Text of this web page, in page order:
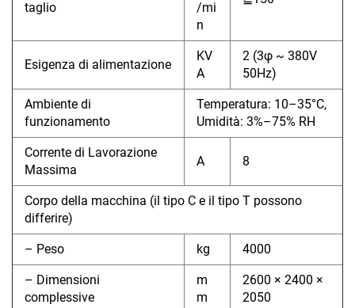
taglio
/mi
n
Esigenza di alimentazione
KV
A
2 (3φ ~ 380V
50Hz)
Ambiente di
funzionamento
Temperatura: 10–35°C,
Umidità: 3%–75% RH
Corrente di Lavorazione
Massima
A 8
Corpo della macchina (il tipo C e il tipo T possono
differire)
– Peso kg 4000
– Dimensioni
complessive
m
m
2600 × 2400 ×
2050